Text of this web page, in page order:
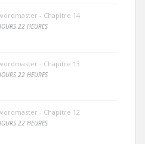
- Chapitre 14
22 HEURES
- Chapitre 13
22 HEURES
- Chapitre 12
22 HEURES